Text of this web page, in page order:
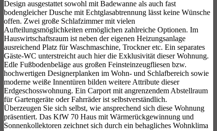
Design ausgestattet sowohl mit Badewanne als auch fast
bodengleicher Dusche mit Echtglasabtrennung lässt keine Wünsche
offen. Zwei große Schlafzimmer mit vielen
Aufteilungsmöglichkeiten ermöglichen zahlreiche Optionen. Im
Hauswirtschaftsraum ist neben der eigenen Heizungsanlage
ausreichend Platz für Waschmaschine, Trockner etc. Ein separates
Gäste-WC unterstreicht auch hier die Exklusivität dieser Wohnung.
Edle Fußbodenbeläge aus großen Feinsteinzeugfliesen bzw.
hochwertigen Designerplanken im Wohn- und Schlafbereich sowie
moderne weiße Innentüren bilden weitere Attribute dieser
Erdgeschosswohnung. Ein Carport mit angrenzendem Abstellraum
für Gartengeräte oder Fahrräder ist selbstverständlich.
Überzeugen Sie sich selbst, wie ansprechend sich diese Wohnung
präsentiert. Das KfW 70 Haus mit Wärmerückgewinnung und
Sonnenkollektoren zeichnet sich durch ein behagliches Wohnklima